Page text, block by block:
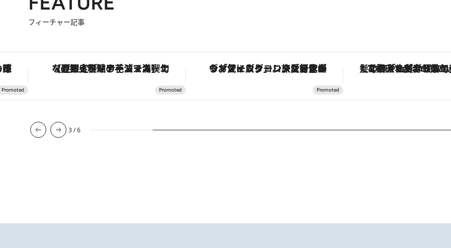
フィーチャー記事
呼ぶ郷土の味 【夏限定ディナーコース】旬を迎える稚鮎や花ズッキーニなどをイタリア・トスカーナの郷土料理の手法で満喫！ ヴァシュロン・コンスタンタン「オーヴァーシーズ・オートマティック」。旅愛好家のお気に入りコレクションから、ジェンダーレスな新作が登場
3/6